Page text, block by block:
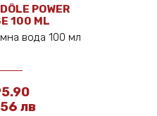
POWER
100 ML
вода 100 мл
лв